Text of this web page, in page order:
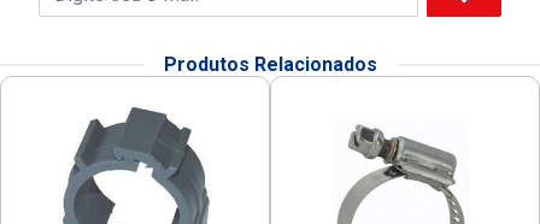
Produtos Relacionados